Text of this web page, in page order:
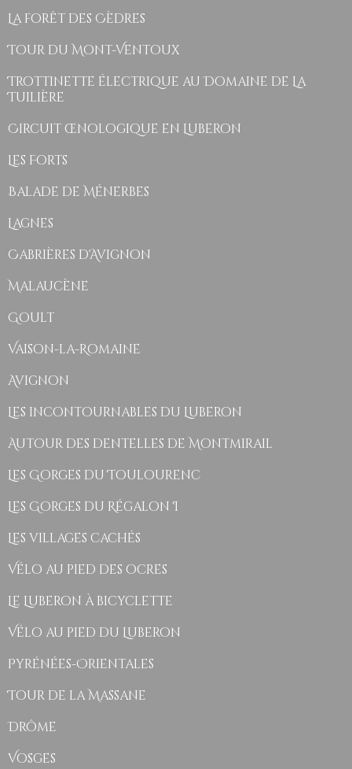
La forêt des Cèdres
Tour du Mont-Ventoux
Trottinette électrique au Domaine de La
Tuilière
Circuit œnologique en Luberon
Les Forts
Balade de Ménerbes
Lagnes
Cabrières d'Avignon
Malaucène
Goult
Vaison-la-Romaine
Avignon
Les incontournables du Luberon
Autour des dentelles de Montmirail
Les Gorges du Toulourenc
Les Gorges du Régalon I
Les villages cachés
Vélo au pied des ocres
Le Luberon à bicyclette
Vélo au pied du Luberon
Pyrénées-Orientales
Tour de la Massane
Drôme
Vosges